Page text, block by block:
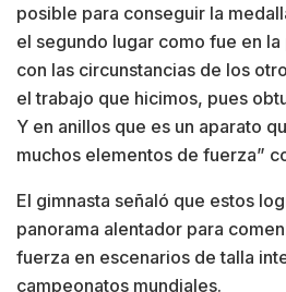
posible para conseguir la
el segundo lugar como fue en
con las circunstancias de los
el trabajo que hicimos, pues
Y en anillos que es un aparato
muchos elementos de fuerza”
El gimnasta señaló que estos
panorama alentador para
fuerza en escenarios de talla
campeonatos mundiales.